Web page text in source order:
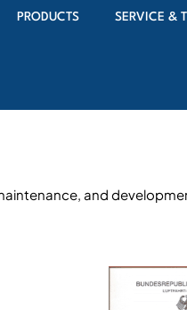
PRODUCTS SERVICE &
and